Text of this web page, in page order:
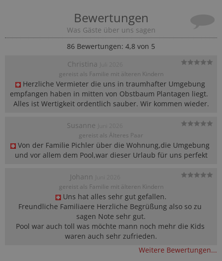
Bewertungen
Was Gäste über uns sagen
86 Bewertungen: 4,8 von 5
Christina
gereist als Familie mit älteren Kindern
Herzliche Vermieter die uns in traumhafter Umgebung
empfangen haben in mitten von Obstbaum Plantagen liegt.
Alles ist Wertigkeit ordentlich sauber. Wir kommen wieder.
Susanne
gereist als Älteres Paar
Von der Familie Pichler über die Wohnung,die Umgebung
und vor allem dem Pool,war dieser Urlaub für uns perfekt
Johann
gereist als Familie mit älteren Kindern
Uns hat alles sehr gut gefallen.
Freundliche Familiaere Herzliche Begrüßung also so zu
sagen Note sehr gut.
Pool war auch toll was möchte mann noch mehr die Kids
waren auch sehr zufrieden.
Weitere Bewertungen...